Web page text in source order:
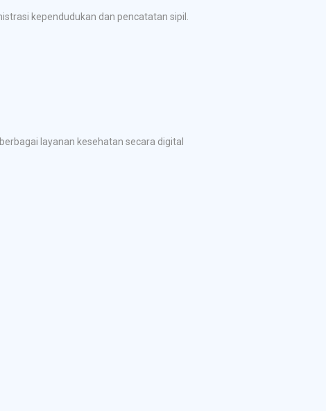
kependudukan dan pencatatan sipil.
layanan kesehatan secara digital